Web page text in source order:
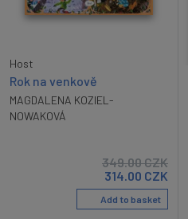
Host
Rok na venkově
MAGDALENA KOZIEL-
NOWAKOVÁ
349.00CZK
314.00 CZK
Add to basket